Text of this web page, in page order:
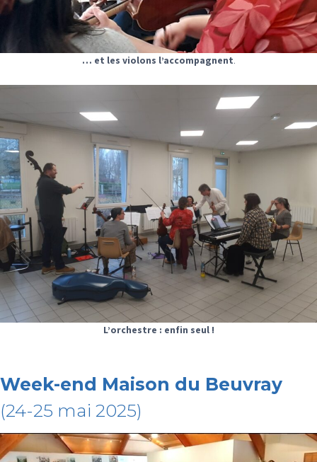
… et les violons l’accompagnent.
L’orchestre : enfin seul !
Week-end Maison du Beuvray
(24-25 mai 2025)